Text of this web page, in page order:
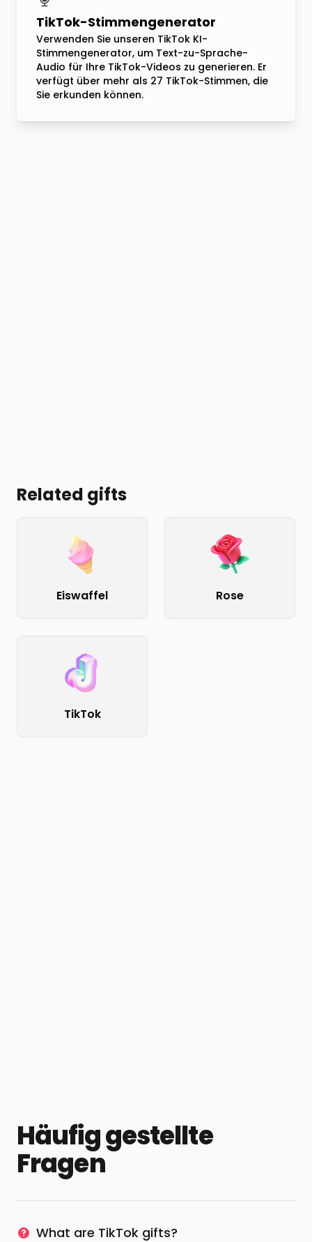
TikTok-Stimmengenerator
Verwenden Sie unseren TikTok KI-
Stimmengenerator, um Text-zu-Sprache-
Audio für Ihre TikTok-Videos zu generieren. Er
verfügt über mehr als 27 TikTok-Stimmen, die
Sie erkunden können.
Related gifts
Eiswaffel Rose
TikTok
Häufig gestellte
Fragen
What are TikTok gifts?